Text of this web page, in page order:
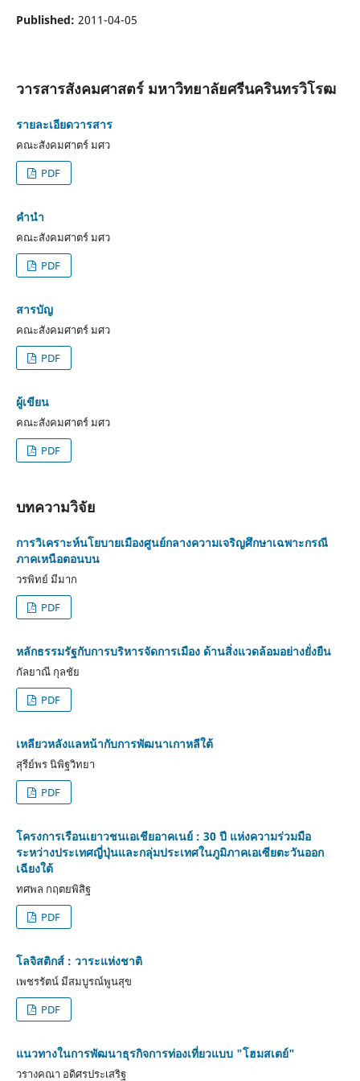
Published: 2011-04-05
วารสารสังคมศาสตร์ มหาวิทยาลัยศรีนครินทรวิโรฒ
รายละเอียดวารสาร
คณะสังคมศาตร์ มศว
PDF
คำนำ
คณะสังคมศาตร์ มศว
PDF
สารบัญ
คณะสังคมศาตร์ มศว
PDF
ผู้เขียน
คณะสังคมศาตร์ มศว
PDF
บทความวิจัย
การวิเคราะห์นโยบายเมืองศูนย์กลางความเจริญศึกษาเฉพาะกรณี
ภาคเหนือตอนบน
วรพิทย์ มีมาก
PDF
หลักธรรมรัฐกับการบริหารจัดการเมือง ด้านสิ่งแวดล้อมอย่างยั่งยืน
กัลยาณี กุลชัย
PDF
เหลียวหลังแลหน้ากับการพัฒนาเกาหลีใต้
สุรีย์พร นิพิฐวิทยา
PDF
โครงการเรือนเยาวชนเอเชียอาคเนย์ : 30 ปี แห่งความร่วมมือ
ระหว่างประเทศญี่ปุ่นและกลุ่มประเทศในภูมิภาคเอเซียตะวันออก
เฉียงใต้
ทศพล กฤตยพิสิฐ
PDF
โลจิสติกส์ : วาระแห่งชาติ
เพชรรัตน์ มีสมบูรณ์พูนสุข
PDF
แนวทางในการพัฒนาธุรกิจการท่องเที่ยวแบบ "โฮมสเตย์"
วรางคณา อดิศรประเสริฐ